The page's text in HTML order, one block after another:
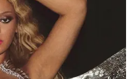
kompaktní keř
Květenství jsou
a